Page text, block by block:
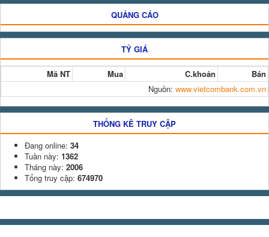
QUẢNG CÁO
TỶ GIÁ
Mã NT Mua C.khoản
Bán
Nguồn: www.vietcombank.com.vn
THỐNG KÊ TRUY CẬP
Đang online: 34
Tuần này: 1362
Tháng này: 2006
Tổng truy cập: 674970